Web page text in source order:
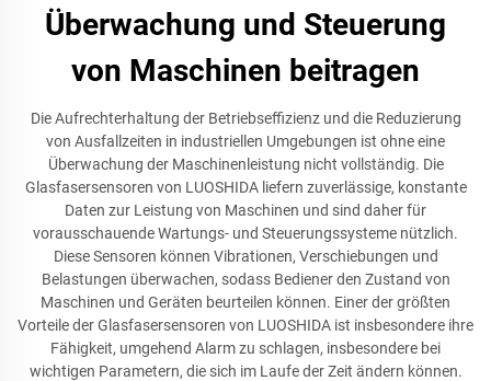
Überwachung und Steuerung
von Maschinen beitragen
Die Aufrechterhaltung der Betriebseffizienz und die Reduzierung
von Ausfallzeiten in industriellen Umgebungen ist ohne eine
Überwachung der Maschinenleistung nicht vollständig. Die
Glasfasersensoren von LUOSHIDA liefern zuverlässige, konstante
Daten zur Leistung von Maschinen und sind daher für
vorausschauende Wartungs- und Steuerungssysteme nützlich.
Diese Sensoren können Vibrationen, Verschiebungen und
Belastungen überwachen, sodass Bediener den Zustand von
Maschinen und Geräten beurteilen können. Einer der größten
Vorteile der Glasfasersensoren von LUOSHIDA ist insbesondere ihre
Fähigkeit, umgehend Alarm zu schlagen, insbesondere bei
wichtigen Parametern, die sich im Laufe der Zeit ändern können.